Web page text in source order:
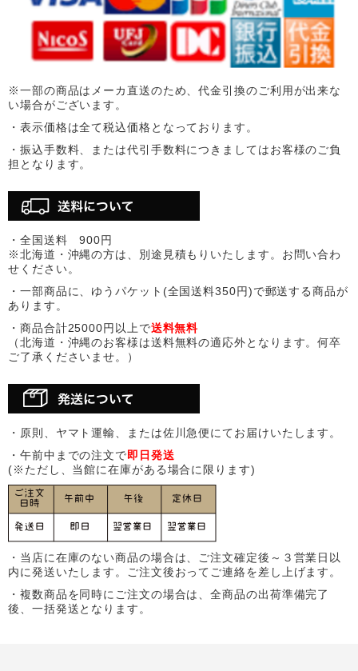
※一部の商品はメーカ直送のため、代金引換のご利用が出来な
い場合がございます。
・表示価格は全て税込価格となっております。
・振込手数料、または代引手数料につきましてはお客様のご負
担となります。
・全国送料 900円
※北海道・沖縄の方は、別途見積もりいたします。お問い合わ
せください。
・一部商品に、ゆうパケット(全国送料350円)で郵送する商品が
あります。
・商品合計25000円以上で送料無料
（北海道・沖縄のお客様は送料無料の適応外となります。何卒
ご了承くださいませ。）
・原則、ヤマト運輸、または佐川急便にてお届けいたします。
・午前中までの注文で即日発送
(※ただし、当館に在庫がある場合に限ります)
・当店に在庫のない商品の場合は、ご注文確定後～３営業日以
内に発送いたします。ご注文後おってご連絡を差し上げます。
・複数商品を同時にご注文の場合は、全商品の出荷準備完了
後、一括発送となります。